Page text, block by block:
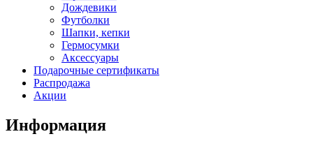
Дождевики
Футболки
Шапки, кепки
Гермосумки
Аксессуары
Подарочные сертификаты
Распродажа
Акции
Информация